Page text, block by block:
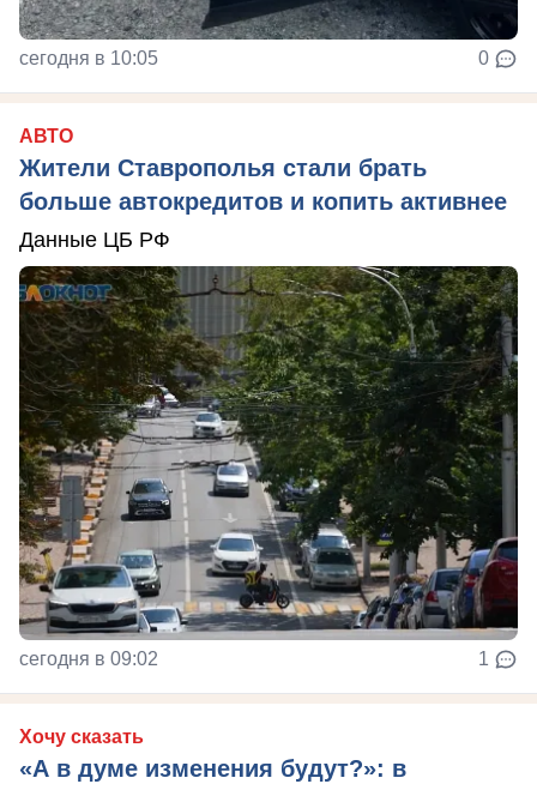
сегодня в 10:05 0
АВТО
Жители Ставрополья стали брать
больше автокредитов и копить активнее
Данные ЦБ РФ
сегодня в 09:02 1
Хочу сказать
«А в думе изменения будут?»: в